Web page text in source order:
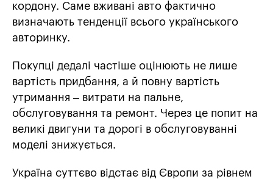
кордону. Саме вживані авто фактично
визначають тенденції всього українського
авторинку.
Покупці дедалі частіше оцінюють не лише
вартість придбання, а й повну вартість
утримання – витрати на пальне,
обслуговування та ремонт. Через це попит на
великі двигуни та дорогі в обслуговуванні
моделі знижується.
Україна суттєво відстає від Європи за рівнем